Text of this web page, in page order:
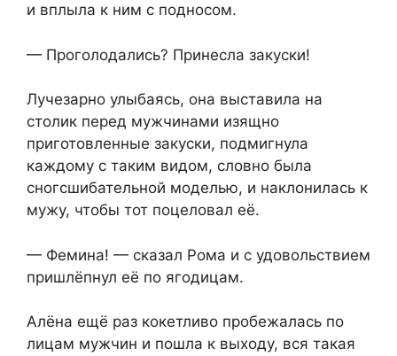
и вплыла к ним с подносом.
— Проголодались? Принесла закуски!
Лучезарно улыбаясь, она выставила на
столик перед мужчинами изящно
приготовленные закуски, подмигнула
каждому с таким видом, словно была
сногсшибательной моделью, и наклонилась к
мужу, чтобы тот поцеловал её.
— Фемина! — сказал Рома и с удовольствием
пришлёпнул её по ягодицам.
Алёна ещё раз кокетливо пробежалась по
лицам мужчин и пошла к выходу, вся такая